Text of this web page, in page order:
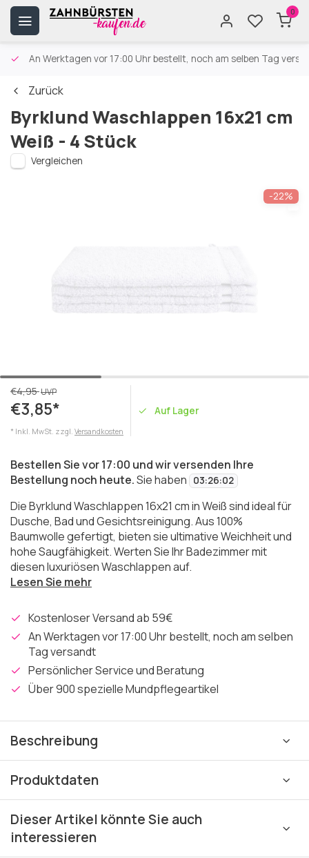
0
An Werktagen vor 17:00 Uhr bestellt, noch am selben Tag
Zurück
Byrklund Waschlappen 16x21 cm
Weiß - 4 Stück
Vergleichen
-22%
€4,95UVP
€3,85*
* Inkl. MwSt. zzgl. Versandkosten
Auf Lager
Bestellen Sie vor 17:00 und wir versenden Ihre
Bestellung noch heute.Sie haben 03:26:02
Die Byrklund Waschlappen 16x21 cm in Weiß sind ideal für
Dusche, Bad und Gesichtsreinigung. Aus 100%
Baumwolle gefertigt, bieten sie ultimative Weichheit und
hohe Saugfähigkeit. Werten Sie Ihr Badezimmer mit
diesen luxuriösen Waschlappen auf.
Lesen Sie mehr
Kostenloser Versand ab 59€
An Werktagen vor 17:00 Uhr bestellt, noch am selben
Tag versandt
Persönlicher Service und Beratung
Über 900 spezielle Mundpflegeartikel
Beschreibung
Produktdaten
Dieser Artikel könnte Sie auch
interessieren